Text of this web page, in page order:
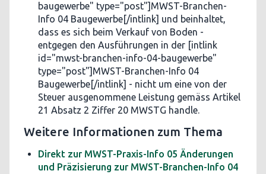
baugewerbe" type="post"]MWST-Branchen-
Info 04 Baugewerbe[/intlink] und beinhaltet,
dass es sich beim Verkauf von Boden -
entgegen den Ausführungen in der [intlink
id="mwst-branchen-info-04-baugewerbe"
type="post"]MWST-Branchen-Info 04
Baugewerbe[/intlink] - nicht um eine von der
Steuer ausgenommene Leistung gemäss Artikel
21 Absatz 2 Ziffer 20 MWSTG handle.
Weitere Informationen zum Thema
Direkt zur MWST-Praxis-Info 05 Änderungen
und Präzisierung zur MWST-Branchen-Info 04